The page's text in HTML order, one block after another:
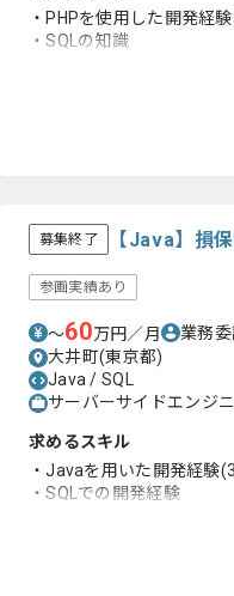
・PHPを使用した開発経
・SQLの知識
募集終了 【Java】損
参画実績あり
〜60万円／月 業務
大井町(東京都)
Java / SQL
サーバーサイドエンジ
求めるスキル
・Javaを用いた開発経験
・SQLでの開発経験